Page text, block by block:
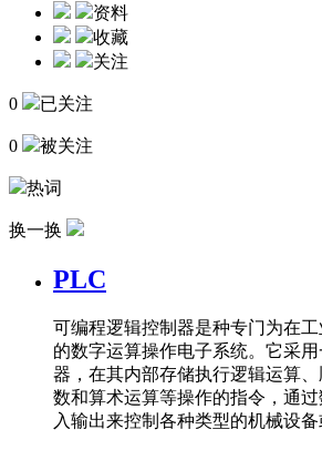
资料
收藏
关注
0 已关注
0 被关注
热词
换一换
PLC
可编程逻辑控制器是种专门为在
的数字运算操作电子系统。它采
器，在其内部存储执行逻辑运算
数和算术运算等操作的指令，通
入输出来控制各种类型的机械设备